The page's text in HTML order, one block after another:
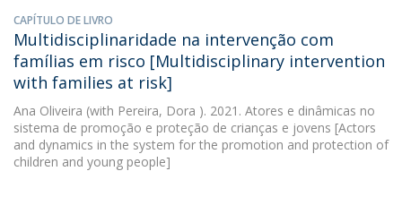
CAPÍTULO DE LIVRO
Multidisciplinaridade na intervenção com
famílias em risco [Multidisciplinary intervention
with families at risk]
Ana Oliveira (with Pereira, Dora ). 2021. Atores e dinâmicas no
sistema de promoção e proteção de crianças e jovens [Actors
and dynamics in the system for the promotion and protection of
children and young people]